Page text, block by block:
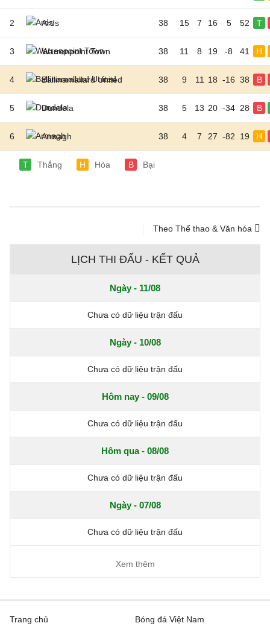
2 Ards 38 15 7 16 5 52 T
3 Warrenpoint Town 38 11 8 19 -8 41 H
4 Ballinamallard United 38 9 11 18 -16 38 B
5 Dundela 38 5 13 20 -34 28 B
6 Armagh 38 4 7 27 -82 19 H
T Thắng H Hòa B Bại
Theo Thể thao & Văn hóa
LỊCH THI ĐẤU - KẾT QUẢ
Ngày - 11/08
Chưa có dữ liệu trận đấu
Ngày - 10/08
Chưa có dữ liệu trận đấu
Hôm nay - 09/08
Chưa có dữ liệu trận đấu
Hôm qua - 08/08
Chưa có dữ liệu trận đấu
Ngày - 07/08
Chưa có dữ liệu trận đấu
Xem thêm
Trang chủ
Bóng đá Việt Nam